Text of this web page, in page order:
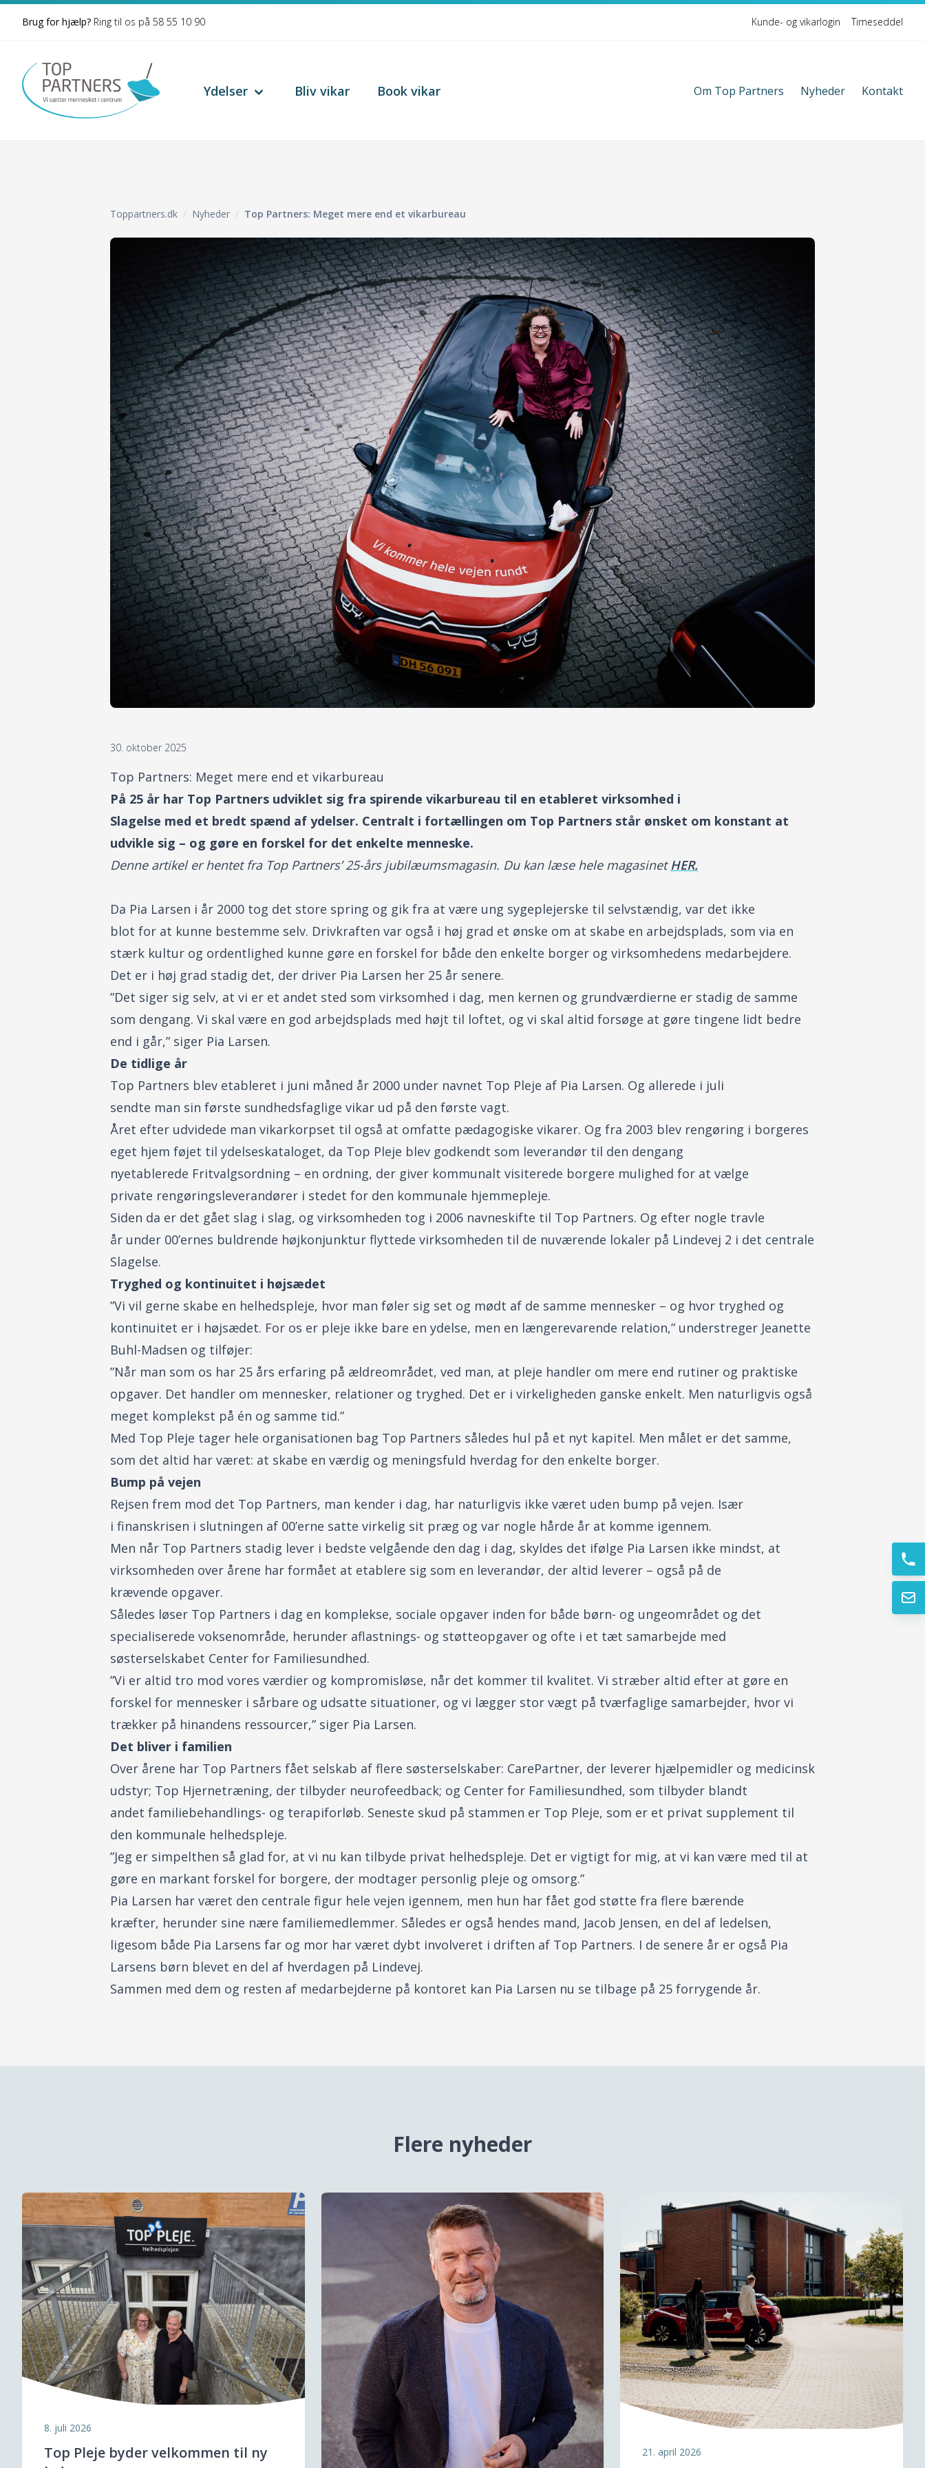
Spring til indhold
Brug for hjælp? Ring til os på 58 55 10 90 Kunde- og vikarlogin Timeseddel
Ydelser Bliv vikar Book vikar Om Top Partners Nyheder Kontakt
Toppartners.dk Nyheder Top Partners: Meget mere end et vikarbureau
30. oktober 2025
Top Partners: Meget mere end et vikarbureau
På 25 år har Top Partners udviklet sig fra spirende vikarbureau til en etableret virksomhed i
Slagelse med et bredt spænd af ydelser. Centralt i fortællingen om Top Partners står ønsket om konstant at
udvikle sig – og gøre en forskel for det enkelte menneske.
Denne artikel er hentet fra Top Partners’ 25-års jubilæumsmagasin. Du kan læse hele magasinetHER.
Da Pia Larsen i år 2000 tog det store spring og gik fra at være ung sygeplejerske til selvstændig, var det ikke
blot for at kunne bestemme selv. Drivkraften var også i høj grad et ønske om at skabe en arbejdsplads, som via en
stærk kultur og ordentlighed kunne gøre en forskel for både den enkelte borger og virksomhedens medarbejdere.
Det er i høj grad stadig det, der driver Pia Larsen her 25 år senere.
”Det siger sig selv, at vi er et andet sted som virksomhed i dag, men kernen og grundværdierne er stadig de samme
som dengang. Vi skal være en god arbejdsplads med højt til loftet, og vi skal altid forsøge at gøre tingene lidt bedre
end i går,” siger Pia Larsen.
De tidlige år
Top Partners blev etableret i juni måned år 2000 under navnet Top Pleje af Pia Larsen. Og allerede i juli
sendte man sin første sundhedsfaglige vikar ud på den første vagt.
Året efter udvidede man vikarkorpset til også at omfatte pædagogiske vikarer. Og fra 2003 blev rengøring i borgeres
eget hjem føjet til ydelseskataloget, da Top Pleje blev godkendt som leverandør til den dengang
nyetablerede Fritvalgsordning – en ordning, der giver kommunalt visiterede borgere mulighed for at vælge
private rengøringsleverandører i stedet for den kommunale hjemmepleje.
Siden da er det gået slag i slag, og virksomheden tog i 2006 navneskifte til Top Partners. Og efter nogle travle
år under 00’ernes buldrende højkonjunktur flyttede virksomheden til de nuværende lokaler på Lindevej 2 i det centrale
Slagelse.
Tryghed og kontinuitet i højsædet
”Vi vil gerne skabe en helhedspleje, hvor man føler sig set og mødt af de samme mennesker – og hvor tryghed og
kontinuitet er i højsædet. For os er pleje ikke bare en ydelse, men en længerevarende relation,” understreger Jeanette
Buhl-Madsen og tilføjer:
”Når man som os har 25 års erfaring på ældreområdet, ved man, at pleje handler om mere end rutiner og praktiske
opgaver. Det handler om mennesker, relationer og tryghed. Det er i virkeligheden ganske enkelt. Men naturligvis også
meget komplekst på én og samme tid.”
Med Top Pleje tager hele organisationen bag Top Partners således hul på et nyt kapitel. Men målet er det samme,
som det altid har været: at skabe en værdig og meningsfuld hverdag for den enkelte borger.
Bump på vejen
Rejsen frem mod det Top Partners, man kender i dag, har naturligvis ikke været uden bump på vejen. Især
i finanskrisen i slutningen af 00’erne satte virkelig sit præg og var nogle hårde år at komme igennem.
Men når Top Partners stadig lever i bedste velgående den dag i dag, skyldes det ifølge Pia Larsen ikke mindst, at
virksomheden over årene har formået at etablere sig som en leverandør, der altid leverer – også på de
krævende opgaver.
Således løser Top Partners i dag en komplekse, sociale opgaver inden for både børn- og ungeområdet og det
specialiserede voksenområde, herunder aflastnings- og støtteopgaver og ofte i et tæt samarbejde med
søsterselskabet Center for Familiesundhed.
”Vi er altid tro mod vores værdier og kompromisløse, når det kommer til kvalitet. Vi stræber altid efter at gøre en
forskel for mennesker i sårbare og udsatte situationer, og vi lægger stor vægt på tværfaglige samarbejder, hvor vi
trækker på hinandens ressourcer,” siger Pia Larsen.
Det bliver i familien
Over årene har Top Partners fået selskab af flere søsterselskaber: CarePartner, der leverer hjælpemidler og medicinsk
udstyr; Top Hjernetræning, der tilbyder neurofeedback; og Center for Familiesundhed, som tilbyder blandt
andet familiebehandlings- og terapiforløb. Seneste skud på stammen er Top Pleje, som er et privat supplement til
den kommunale helhedspleje.
”Jeg er simpelthen så glad for, at vi nu kan tilbyde privat helhedspleje. Det er vigtigt for mig, at vi kan være med til at
gøre en markant forskel for borgere, der modtager personlig pleje og omsorg.”
Pia Larsen har været den centrale figur hele vejen igennem, men hun har fået god støtte fra flere bærende
kræfter, herunder sine nære familiemedlemmer. Således er også hendes mand, Jacob Jensen, en del af ledelsen,
ligesom både Pia Larsens far og mor har været dybt involveret i driften af Top Partners. I de senere år er også Pia
Larsens børn blevet en del af hverdagen på Lindevej.
Sammen med dem og resten af medarbejderne på kontoret kan Pia Larsen nu se tilbage på 25 forrygende år.
Flere nyheder
8. juli 2026
Top Pleje byder velkommen til ny
21. april 2026